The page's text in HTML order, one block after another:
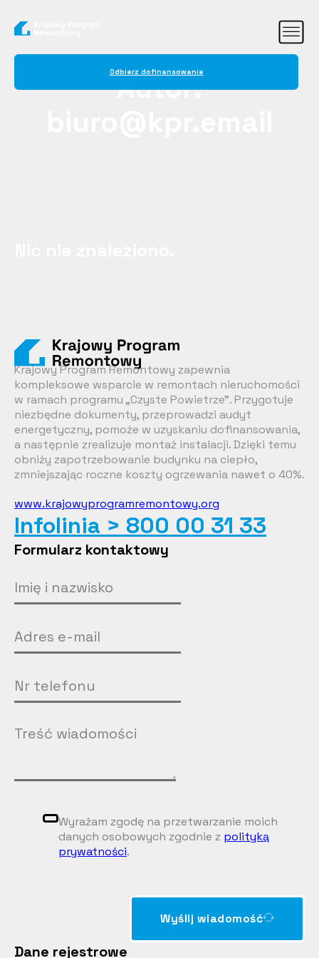
Odbierz dofinansowanie
Autor:
Krajowy Program Remontowy zapewnia
kompleksowe wsparcie w remontach nieruchomości
w ramach programu „Czyste Powietrze”. Przygotuje
niezbędne dokumenty, przeprowadzi audyt
energetyczny, pomoże w uzyskaniu dofinansowania,
a następnie zrealizuje montaż instalacji. Dzięki temu
obniży zapotrzebowanie budynku na ciepło,
zmniejszając roczne koszty ogrzewania nawet o 40%.
www.krajowyprogramremontowy.org
Infolinia > 800 00 31 33
Formularz kontaktowy
Wyrażam zgodę na przetwarzanie moich
danych osobowych zgodnie z polityką
prywatności.
Wyślij wiadomość
Dane rejestrowe